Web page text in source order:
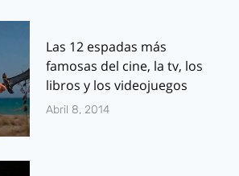
Las 12 espadas más
famosas del cine, la tv, los
libros y los videojuegos
Abril 8, 2014